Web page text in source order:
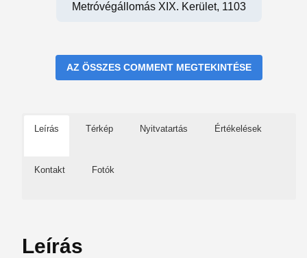
Metróvégállomás XIX. Kerület, 1103
AZ ÖSSZES COMMENT MEGTEKINTÉSE
Leírás Térkép Nyitvatartás Értékelések
Kontakt Fotók
Leírás